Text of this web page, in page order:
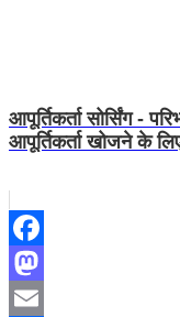
आपूर्तिकर्ता सोर्सिंग -
आपूर्तिकर्ता खोजने के
Facebook
Mastodon